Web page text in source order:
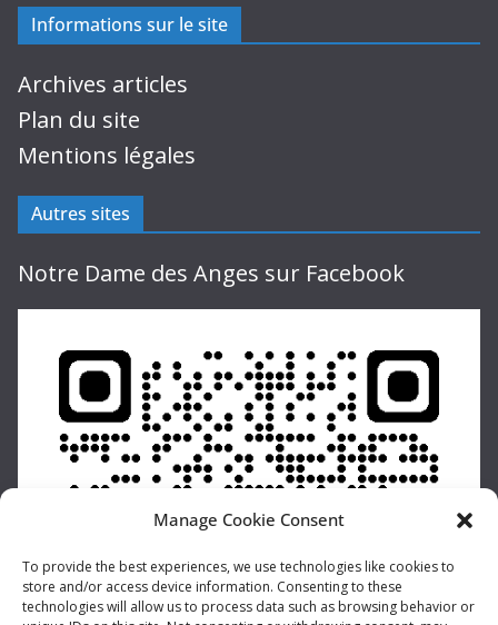
Manage Cookie Consent
To provide the best experiences, we use technologies like cookies to
store and/or access device information. Consenting to these
technologies will allow us to process data such as browsing behavior or
Informations sur le site
Archives articles
Plan du site
Mentions légales
Autres sites
Notre Dame des Anges sur Facebook